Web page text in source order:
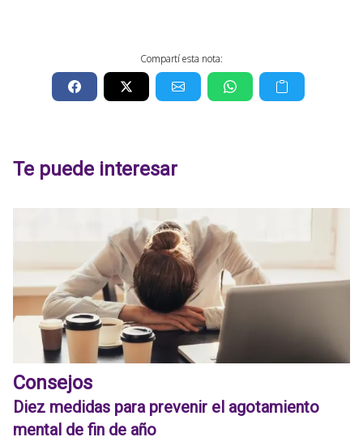
Compartí esta nota:
Te puede interesar
Consejos
Diez medidas para prevenir el agotamiento
mental de fin de año